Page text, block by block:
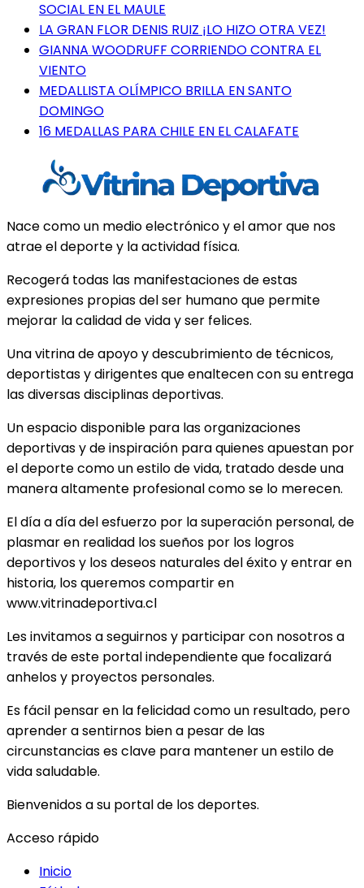
SOCIAL EN EL MAULE
LA GRAN FLOR DENIS RUIZ ¡LO HIZO OTRA VEZ!
GIANNA WOODRUFF CORRIENDO CONTRA EL
VIENTO
MEDALLISTA OLÍMPICO BRILLA EN SANTO
DOMINGO
16 MEDALLAS PARA CHILE EN EL CALAFATE
Nace como un medio electrónico y el amor que nos
atrae el deporte y la actividad física.
Recogerá todas las manifestaciones de estas
expresiones propias del ser humano que permite
mejorar la calidad de vida y ser felices.
Una vitrina de apoyo y descubrimiento de técnicos,
deportistas y dirigentes que enaltecen con su entrega
las diversas disciplinas deportivas.
Un espacio disponible para las organizaciones
deportivas y de inspiración para quienes apuestan por
el deporte como un estilo de vida, tratado desde una
manera altamente profesional como se lo merecen.
El día a día del esfuerzo por la superación personal, de
plasmar en realidad los sueños por los logros
deportivos y los deseos naturales del éxito y entrar en
historia, los queremos compartir en
www.vitrinadeportiva.cl
Les invitamos a seguirnos y participar con nosotros a
través de este portal independiente que focalizará
anhelos y proyectos personales.
Es fácil pensar en la felicidad como un resultado, pero
aprender a sentirnos bien a pesar de las
circunstancias es clave para mantener un estilo de
vida saludable.
Bienvenidos a su portal de los deportes.
Acceso rápido
Inicio